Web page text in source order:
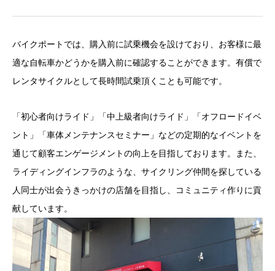
バイクポートでは、購入前に試乗機会を設けており、お客様に最
適な自転車かどうかを購入前に確認することができます。有償で
レンタサイクルとして長時間試乗頂くことも可能です。
「初心者向けライド」「中上級者向けライド」「オフロードイベ
ント」「車体メンテナンスセミナー」などの定期的なイベントを
通じて顧客エンゲージメントの向上を目指しております。また、
ライディングインフラのような、サイクリング仲間を探している
人同士が出会うきっかけの店舗を目指し、コミュニティ作りに貢
献しています。